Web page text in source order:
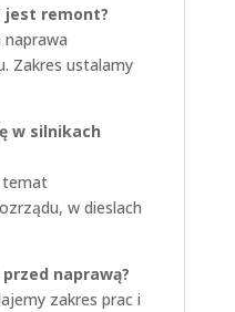
jest remont?
Zakres ustalamy
w silnikach
temat
w dieslach
naprawą?
zakres prac i